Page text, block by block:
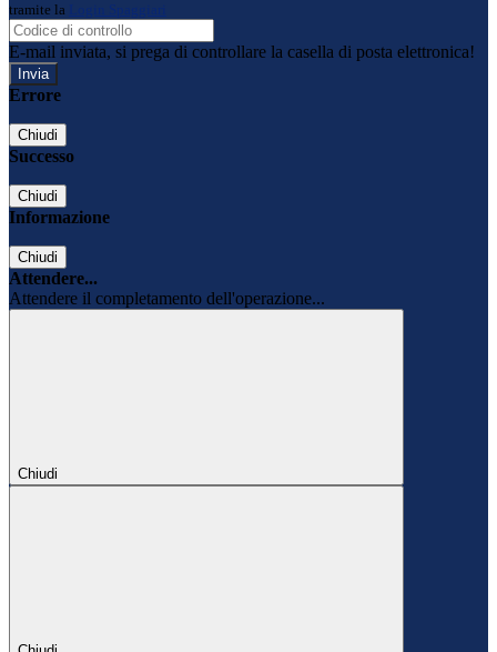
tramite la
Login Spaggiari
E-mail inviata, si prega di controllare la casella di posta elettronica!
Errore
Chiudi
Successo
Chiudi
Informazione
Chiudi
Attendere...
Attendere il completamento dell'operazione...
Chiudi